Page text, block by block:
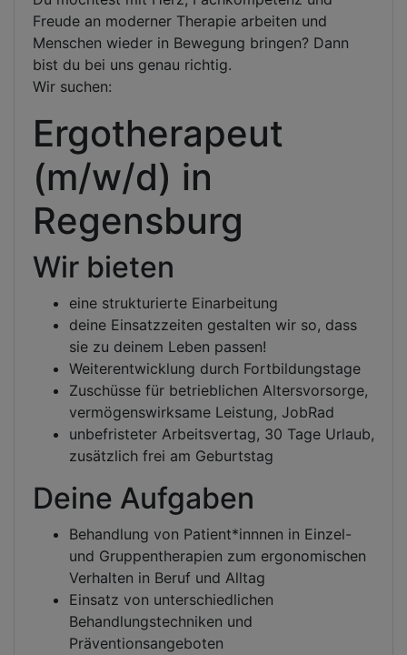
Freude an moderner Therapie arbeiten und
Menschen wieder in Bewegung bringen? Dann
bist du bei uns genau richtig.
Wir suchen:
Ergotherapeut
(m/w/d) in
Regensburg
Wir bieten
eine strukturierte Einarbeitung
deine Einsatzzeiten gestalten wir so, dass
sie zu deinem Leben passen!
Weiterentwicklung durch Fortbildungstage
Zuschüsse für betrieblichen Altersvorsorge,
vermögenswirksame Leistung, JobRad
unbefristeter Arbeitsvertag, 30 Tage Urlaub,
zusätzlich frei am Geburtstag
Deine Aufgaben
Behandlung von Patient*innnen in Einzel-
und Gruppentherapien zum ergonomischen
Verhalten in Beruf und Alltag
Einsatz von unterschiedlichen
Behandlungstechniken und
Präventionsangeboten